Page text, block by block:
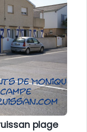
plage